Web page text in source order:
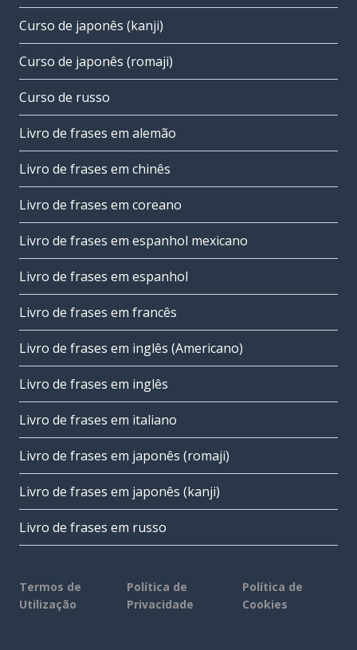
Curso de japonês (kanji)
Curso de japonês (romaji)
Curso de russo
Livro de frases em alemão
Livro de frases em chinês
Livro de frases em coreano
Livro de frases em espanhol mexicano
Livro de frases em espanhol
Livro de frases em francês
Livro de frases em inglês (Americano)
Livro de frases em inglês
Livro de frases em italiano
Livro de frases em japonês (romaji)
Livro de frases em japonês (kanji)
Livro de frases em russo
Termos de
Utilização
Política de
Privacidade
Política de
Cookies